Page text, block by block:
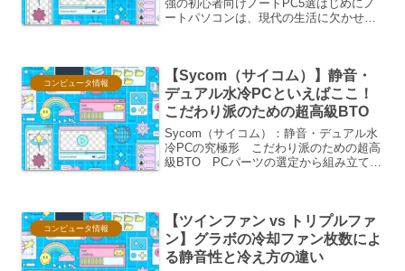
強の初心者向けノートPC5選はじめにノ
ートパソコンは、現代の生活に欠かせな
たります。しかし、いざ...
コンピュータ情報
【Sycom（サイコム）】静音・
デュアル水冷PCといえばここ！
こだわり派のための超高級BTO
Sycom（サイコム）：静音・デュアル水
冷PCの究極形 こだわり派のための超高
級BTO PCパーツの選定から組み立て、
To...
コンピュータ情報
【ツインファン vs トリプルファ
ン】グラボの冷却ファン枚数によ
る静音性と冷え方の違い